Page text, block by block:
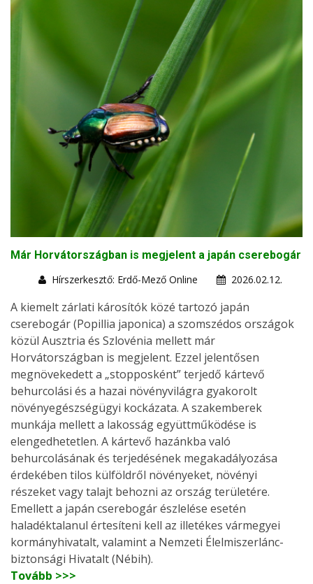
Már Horvátországban is megjelent a japán cserebogár
Hírszerkesztő: Erdő-Mező Online
2026.02.12.
A kiemelt zárlati károsítók közé tartozó japán
cserebogár (Popillia japonica) a szomszédos országok
közül Ausztria és Szlovénia mellett már
Horvátországban is megjelent. Ezzel jelentősen
megnövekedett a „stopposként” terjedő kártevő
behurcolási és a hazai növényvilágra gyakorolt
növényegészségügyi kockázata. A szakemberek
munkája mellett a lakosság együttműködése is
elengedhetetlen. A kártevő hazánkba való
behurcolásának és terjedésének megakadályozása
érdekében tilos külföldről növényeket, növényi
részeket vagy talajt behozni az ország területére.
Emellett a japán cserebogár észlelése esetén
haladéktalanul értesíteni kell az illetékes vármegyei
kormányhivatalt, valamint a Nemzeti Élelmiszerlánc-
biztonsági Hivatalt (Nébih).
Tovább >>>